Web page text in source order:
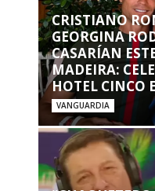
CRISTIANO
GEORGINA
CASARÍAN
MADEIRA:
HOTEL CINCO
VANGUARDIA